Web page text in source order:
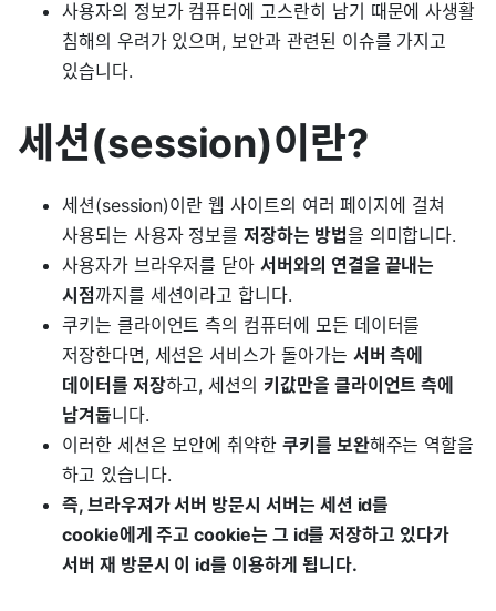
사용자의 정보가 컴퓨터에 고스란히 남기 때문에 사생활
침해의 우려가 있으며, 보안과 관련된 이슈를 가지고
있습니다.
세션(session)이란?
세션(session)이란 웹 사이트의 여러 페이지에 걸쳐
사용되는 사용자 정보를저장하는 방법을 의미합니다.
사용자가 브라우저를 닫아서버와의 연결을 끝내는
시점까지를 세션이라고 합니다.
쿠키는 클라이언트 측의 컴퓨터에 모든 데이터를
저장한다면, 세션은 서비스가 돌아가는 서버 측에
데이터를 저장하고, 세션의 키값만을 클라이언트 측에
남겨둡니다.
이러한 세션은 보안에 취약한 쿠키를 보완해주는 역할을
하고 있습니다.
즉, 브라우져가 서버 방문시 서버는 세션 id를
cookie에게 주고 cookie는 그 id를 저장하고 있다가
서버 재 방문시 이 id를 이용하게 됩니다.